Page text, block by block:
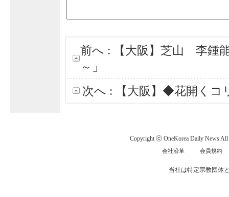
前へ :
【大阪】芝山 李鍾
～」
次へ :
【大阪】◆花開く
Copyright ⓒ OneKorea Daily News All
会社沿革 会員規約
当社は特定宗教団体